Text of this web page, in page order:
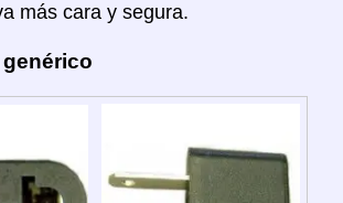
más cara y segura.